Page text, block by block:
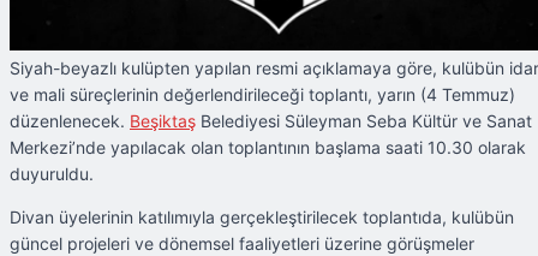
Siyah-beyazlı kulüpten yapılan resmi açıklamaya göre, kulübün
ve mali süreçlerinin değerlendirileceği toplantı, yarın (4 Temmuz)
düzenlenecek. Beşiktaş Belediyesi Süleyman Seba Kültür ve Sanat
Merkezi’nde yapılacak olan toplantının başlama saati 10.30 olarak
duyuruldu.
Divan üyelerinin katılımıyla gerçekleştirilecek toplantıda, kulübün
güncel projeleri ve dönemsel faaliyetleri üzerine görüşmeler